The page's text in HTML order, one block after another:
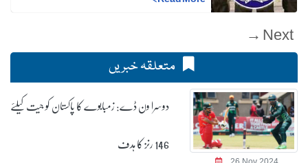
Next →
متعلقہ خبریں
دوسرا ون ڈے: زمبابوے کا پاکستان کو جیت کیلئے
146 رنز کا ہدف